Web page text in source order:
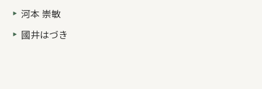
河本 崇敏
國井はづき